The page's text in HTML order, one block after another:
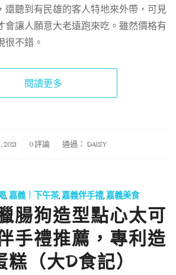
還聽到有民雄的客人特地來外帶，可見
會讓人願意大老遠跑來吃。雖然價格有
很不錯。
閱讀更多
2021 0 評論 通過： DAISY
,嘉義｜下午茶,嘉義伴手禮,嘉義美食
腸狗造型點心太可
手禮推薦，專利造
（大D食記）